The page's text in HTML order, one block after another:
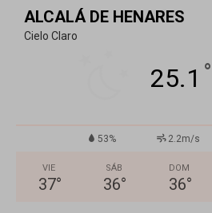
ALCALÁ DE HENARES
Cielo Claro
25.1 °
53% 2.2m/s
VIE
37°
SÁB
36°
DOM
36°